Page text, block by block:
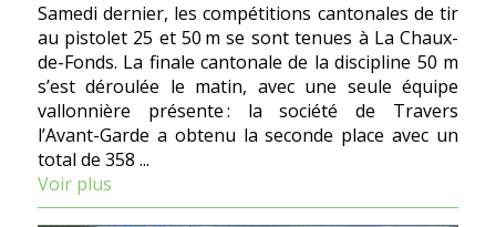
Samedi dernier, les compétitions cantonales de tir
au pistolet 25 et 50 m se sont tenues à La Chaux-
de-Fonds. La finale cantonale de la discipline 50 m
s’est déroulée le matin, avec une seule équipe
vallonnière présente : la société de Travers
l’Avant-Garde a obtenu la seconde place avec un
total de 358 ...
Voir plus